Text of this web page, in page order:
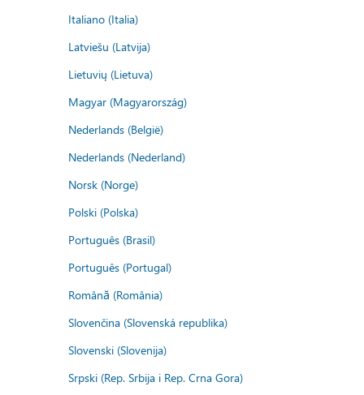
Italiano (Italia)
Latviešu (Latvija)
Lietuvių (Lietuva)
Magyar (Magyarország)
Nederlands (België)
Nederlands (Nederland)
Norsk (Norge)
Polski (Polska)
Português (Brasil)
Português (Portugal)
Română (România)
Slovenčina (Slovenská republika)
Slovenski (Slovenija)
Srpski (Rep. Srbija i Rep. Crna Gora)